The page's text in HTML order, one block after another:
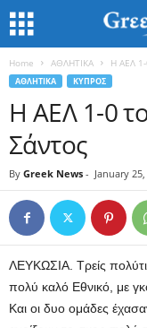
Home ΑΘΛΗΤΙΚΑ Η ΑΕΛ 1-
ΑΘΛΗΤΙΚΑ ΚΥΠΡΟΣ
Η ΑΕΛ 1-0
Σάντος
By Greek News - January
ΛΕΥΚΩΣΙΑ. Τρείς
πολύ καλό Εθνικό, με
Και οι δυο ομάδες